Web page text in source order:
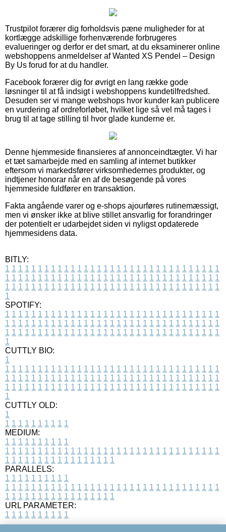
Trustpilot forærer dig forholdsvis pæne muligheder for at
kortlægge adskillige forhenværende forbrugeres
evalueringer og derfor er det smart, at du eksaminerer online
webshoppens anmeldelser af Wanted XS Pendel – Design
By Us forud for at du handler.
Facebook forærer dig for øvrigt en lang række gode
løsninger til at få indsigt i webshoppens kundetilfredshed.
Desuden ser vi mange webshops hvor kunder kan publicere
en vurdering af ordreforløbet, hvilket lige så vel må tages i
brug til at tage stilling til hvor glade kunderne er.
Denne hjemmeside finansieres af annonceindtægter. Vi har
et tæt samarbejde med en samling af internet butikker
eftersom vi markedsfører virksomhedernes produkter, og
indtjener honorar når en af de besøgende på vores
hjemmeside fuldfører en transaktion.
Fakta angående varer og e-shops ajourføres rutinemæssigt,
men vi ønsker ikke at blive stillet ansvarlig for forandringer
der potentielt er udarbejdet siden vi nyligst opdaterede
hjemmesidens data.
BITLY:
1 1 1 1 1 1 1 1 1 1 1 1 1 1 1 1 1 1 1 1 1 1 1 1 1 1 1 1 1 1 1 1 1
1 1 1 1 1 1 1 1 1 1 1 1 1 1 1 1 1 1 1 1 1 1 1 1 1 1 1 1 1 1 1 1 1
1 1 1 1 1 1 1 1 1 1 1 1 1 1 1 1 1 1 1 1 1 1 1 1 1 1 1 1 1 1 1 1 1
1
SPOTIFY:
1 1 1 1 1 1 1 1 1 1 1 1 1 1 1 1 1 1 1 1 1 1 1 1 1 1 1 1 1 1 1 1 1
1 1 1 1 1 1 1 1 1 1 1 1 1 1 1 1 1 1 1 1 1 1 1 1 1 1 1 1 1 1 1 1 1
1 1 1 1 1 1 1 1 1 1 1 1 1 1 1 1 1 1 1 1 1 1 1 1 1 1 1 1 1 1 1 1 1
1
CUTTLY BIO:
1
1 1 1 1 1 1 1 1 1 1 1 1 1 1 1 1 1 1 1 1 1 1 1 1 1 1 1 1 1 1 1 1 1
1 1 1 1 1 1 1 1 1 1 1 1 1 1 1 1 1 1 1 1 1 1 1 1 1 1 1 1 1 1 1 1 1
1 1 1 1 1 1 1 1 1 1 1 1 1 1 1 1 1 1 1 1 1 1 1 1 1 1 1 1 1 1 1 1 1
1
CUTTLY OLD:
1
1 1 1 1 1 1 1 1 1 1
MEDIUM:
1 1 1 1 1 1 1 1 1 1
1 1 1 1 1 1 1 1 1 1 1 1 1 1 1 1 1 1 1 1 1 1 1 1 1 1 1 1 1 1 1 1 1
1 1 1 1 1 1 1 1 1 1 1 1 1 1 1 1 1
PARALLELS:
1 1 1 1 1 1 1 1 1 1
1 1 1 1 1 1 1 1 1 1 1 1 1 1 1 1 1 1 1 1 1 1 1 1 1 1 1 1 1 1 1 1 1
1 1 1 1 1 1 1 1 1 1 1 1 1 1 1 1 1
URL PARAMETER:
1 1 1 1 1 1 1 1 1 1